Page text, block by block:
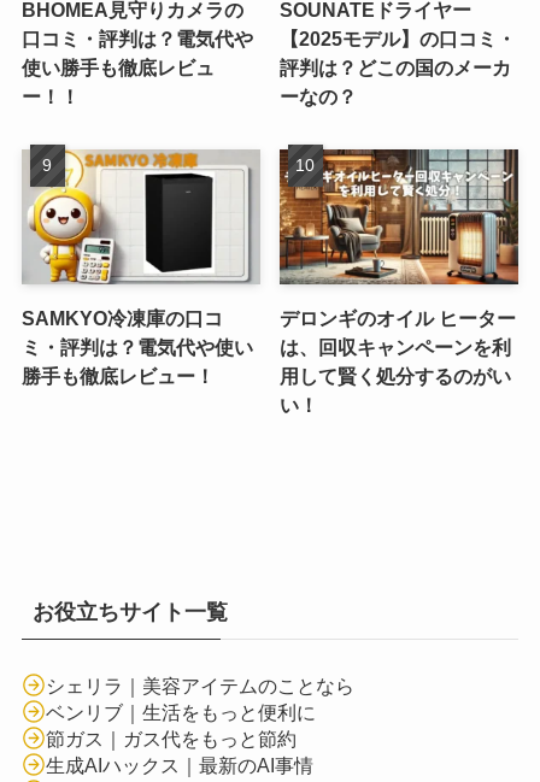
BHOMEA見守りカメラの
口コミ・評判は？電気代や
使い勝手も徹底レビュ
ー！！
SOUNATEドライヤー
【2025モデル】の口コミ・
評判は？どこの国のメーカ
ーなの？
SAMKYO冷凍庫の口コ
ミ・評判は？電気代や使い
勝手も徹底レビュー！
デロンギのオイル ヒーター
は、回収キャンペーンを利
用して賢く処分するのがい
い！
お役立ちサイト一覧
シェリラ｜美容アイテムのことなら
ベンリブ｜生活をもっと便利に
節ガス｜ガス代をもっと節約
生成AIハックス｜最新のAI事情